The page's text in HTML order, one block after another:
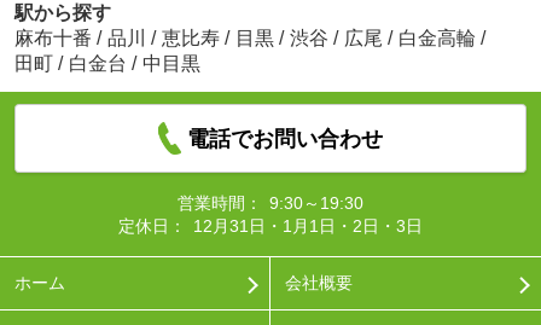
駅から探す
麻布十番 / 品川 / 恵比寿 / 目黒 / 渋谷 / 広尾 / 白金高輪 /
田町 / 白金台 / 中目黒
電話でお問い合わせ
営業時間：
9:30～19:30
定休日：
12月31日・1月1日・2日・3日
ホーム 会社概要